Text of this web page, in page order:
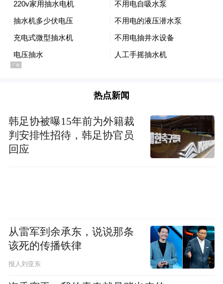
热点新闻
韩足协被曝15年前为外籍裁
判安排性招待，韩足协官员
回应
从雷军到余承东，说说那条
该死的传播铁律
报人刘亚东